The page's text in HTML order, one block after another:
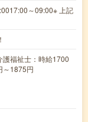
～09:00※ 上記
福祉士：時給1700
～1875円